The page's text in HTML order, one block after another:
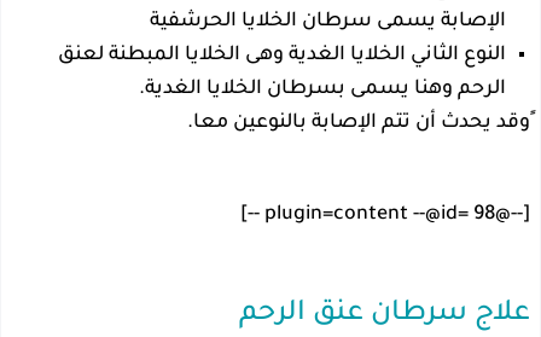
الإصابة يسمى سرطان الخلايا الحرشفية
النوع الثاني الخلايا الغدية وهى الخلايا المبطنة لعنق
الرحم وهنا يسمى بسرطان الخلايا الغدية.
ًوقد يحدث أن تتم الإصابة بالنوعين معا.
[--@plugin=content --@id= 98 --]
علاج سرطان عنق الرحم